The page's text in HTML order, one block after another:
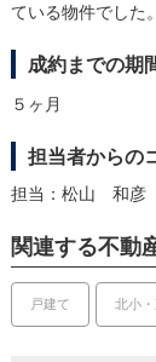
ている物件でした。
成約までの期
５ヶ月
担当者からの
担当：松山 和彦
関連する不動
戸建て 北小